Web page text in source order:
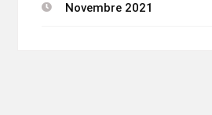
Novembre 2021